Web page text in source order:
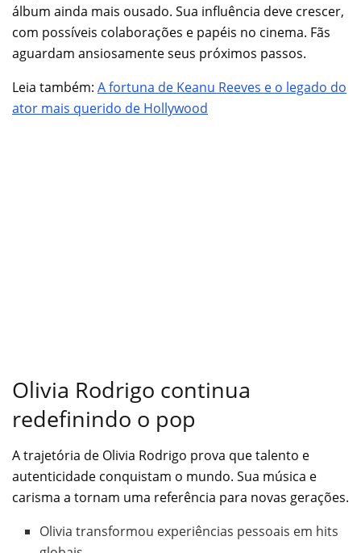
álbum ainda mais ousado. Sua influência deve crescer,
com possíveis colaborações e papéis no cinema. Fãs
aguardam ansiosamente seus próximos passos.
Leia também: A fortuna de Keanu Reeves e o legado do
ator mais querido de Hollywood
Olivia Rodrigo continua
redefinindo o pop
A trajetória de Olivia Rodrigo prova que talento e
autenticidade conquistam o mundo. Sua música e
carisma a tornam uma referência para novas gerações.
Olivia transformou experiências pessoais em hits